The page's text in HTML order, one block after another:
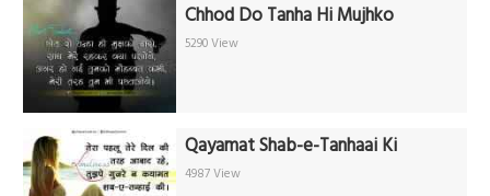
Chhod Do Tanha Hi Mujhko
5290 View
Qayamat Shab-e-Tanhaai Ki
4987 View